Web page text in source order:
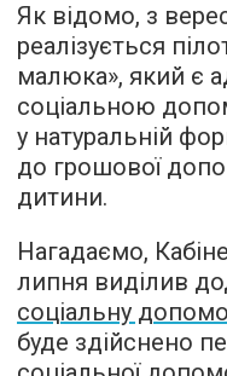
Як відомо, з
реалізується
малюка», який є
соціальною
у натуральній
до грошової
дитини.
Нагадаємо,
липня виділив
соціальну
буде здійснено